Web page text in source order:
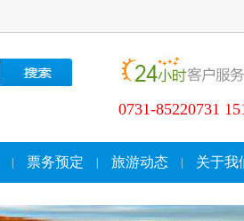
0731-85220731
票务预定 旅游动态 关于我